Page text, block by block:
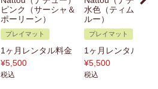
ピンク（サーシャ＆
ポーリーン）
プレイマット
1ヶ月レンタル料金
¥5,500
税込
水色（ティム＆テ
ルー）
プレイマット
1ヶ月レンタル料金
¥5,500
税込